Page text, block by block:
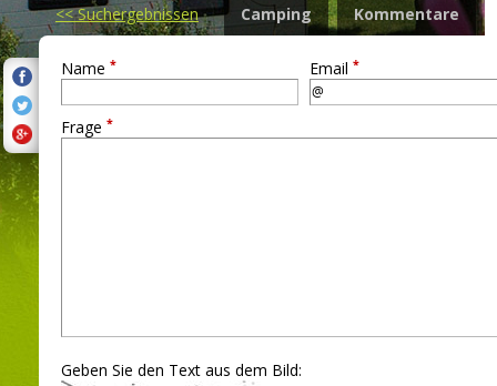
<<Suchergebnissen Camping Kommentare
Name * Email *
Frage *
Geben Sie den Text aus dem Bild: